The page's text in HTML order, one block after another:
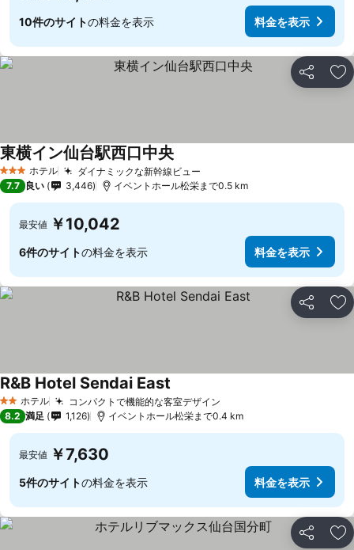
10件のサイトの料金を表示 料金を表示
シェア お
3 ホテルのランク
ホテル ダイナミックな新幹線ビュー
東横イン仙台駅西口中央
7.7 良い 3,446 イベントホール松栄まで0.5 km
最安値 ￥10,042
6件のサイトの料金を表示 料金を表示
シェア お
2 ホテルのランク
ホテル コンパクトで機能的な客室デザイン
R&B Hotel Sendai East
8.2 満足 1,126 イベントホール松栄まで0.4 km
最安値 ￥7,630
5件のサイトの料金を表示 料金を表示
シェア お